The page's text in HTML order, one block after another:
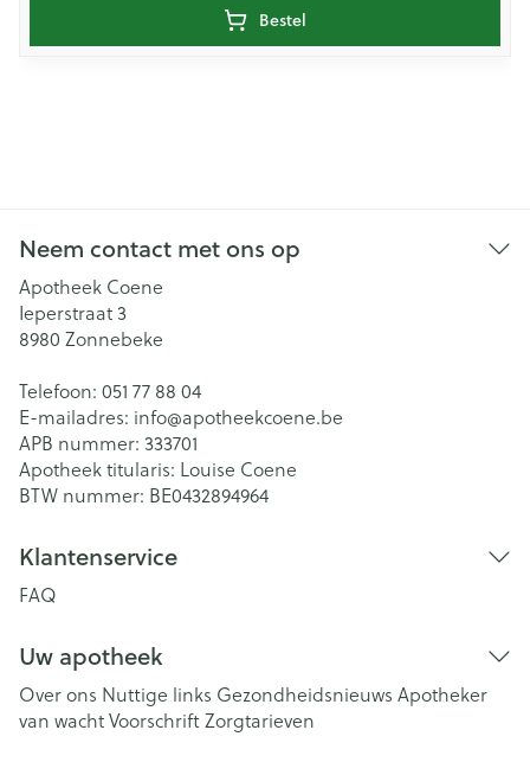
Bestel
Neem contact met ons op
Apotheek Coene
Ieperstraat 3
8980 Zonnebeke
Telefoon: 051 77 88 04
E-mailadres: info@apotheekcoene.be
APB nummer: 333701
Apotheek titularis: Louise Coene
BTW nummer: BE0432894964
Klantenservice
FAQ
Uw apotheek
Over ons Nuttige links Gezondheidsnieuws Apotheker
van wachtVoorschriftZorgtarieven